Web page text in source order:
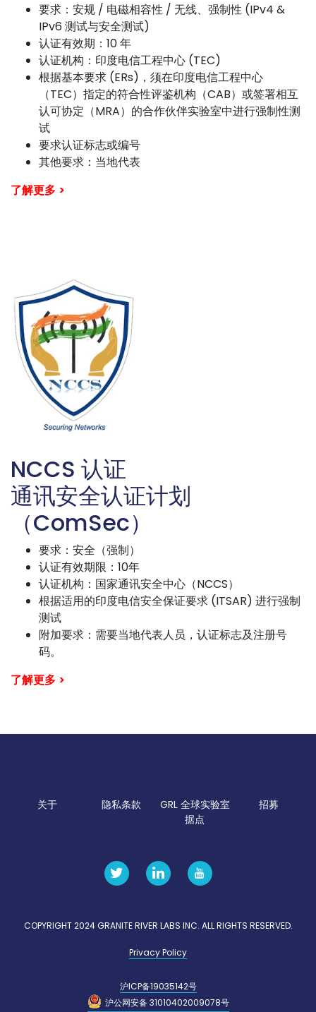
要求：安规 / 电磁相容性 / 无线、强制性 (IPv4 &
IPv6 测试与安全测试)
认证有效期：10 年
认证机构：印度电信工程中心 (TEC)
根据基本要求 (ERs)，须在印度电信工程中心
（TEC）指定的符合性评鉴机构（CAB）或签署相互
认可协定（MRA）的合作伙伴实验室中进行强制性测
试
要求认证标志或编号
其他要求：当地代表
了解更多 >
NCCS 认证
通讯安全认证计划
（ComSec）
要求：安全（强制）
认证有效期限：10年
认证机构：国家通讯安全中心（NCCS）
根据适用的印度电信安全保证要求 (ITSAR) 进行强制
测试
附加要求：需要当地代表人员，认证标志及注册号
码。
了解更多 >
关于 隐私条款
GRL 全球实验室
据点
招募
COPYRIGHT 2024 GRANITE RIVER LABS INC. ALL RIGHTS RESERVED.
Privacy Policy
沪ICP备19035142号
沪公网安备 31010402009078号